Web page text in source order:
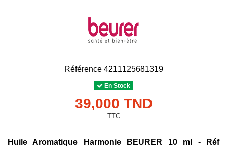
Référence 4211125681319
En Stock
39,000 TND
TTC
Huile Aromatique Harmonie BEURER 10 ml -
Réf